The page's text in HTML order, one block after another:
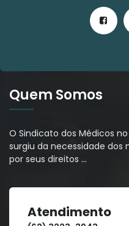
Quem Somos
O Sindicato dos Médicos no
surgiu da necessidade
por seus direitos …
Atendimento